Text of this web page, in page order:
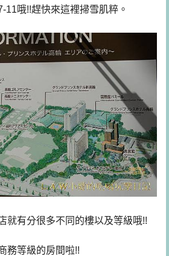
11哦!!趕快來這裡掃雪肌粹。
就有分很多不同的樓以及等級哦!!
務等級的房間啦!!